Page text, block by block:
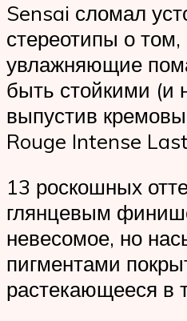
Sensai сломал
стереотипы о том,
увлажняющие
быть стойкими (и
выпустив
Rouge Intense
13 роскошных
глянцевым
невесомое, но
пигментами
растекающееся в